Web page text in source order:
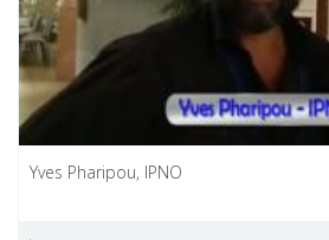
Yves Pharipou, IPNO